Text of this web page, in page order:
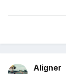
Aligner